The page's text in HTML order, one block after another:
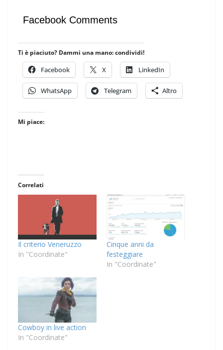
Facebook Comments
Ti è piaciuto? Dammi una mano: condividi!
Facebook X LinkedIn
WhatsApp Telegram Altro
Mi piace:
Correlati
Il criterio Veneruzzo
In "Coordinate"
Cinque anni da
festeggiare
In "Coordinate"
Cowboy in live action
In "Coordinate"